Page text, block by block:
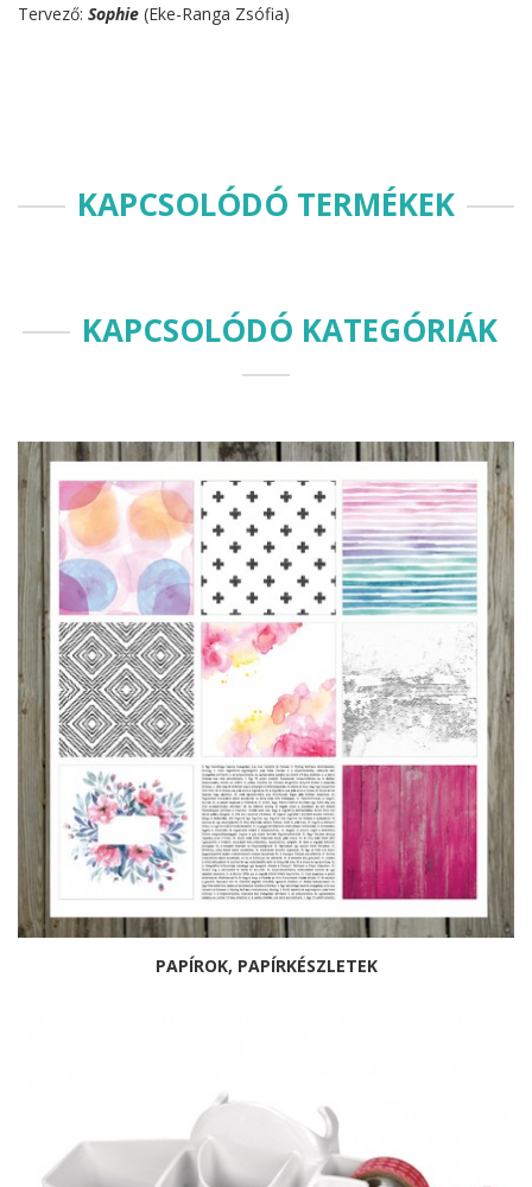
Tervező: Sophie (Eke-Ranga Zsófia)
KAPCSOLÓDÓ TERMÉKEK
KAPCSOLÓDÓ KATEGÓRIÁK
PAPÍROK, PAPÍRKÉSZLETEK